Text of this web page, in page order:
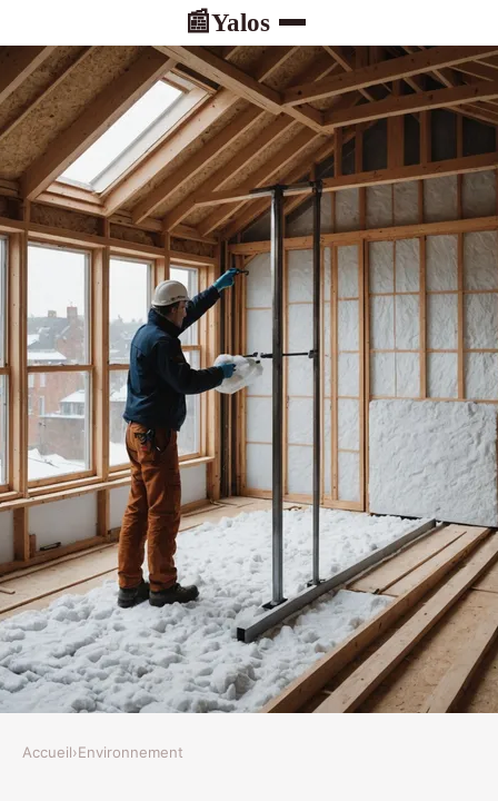
📰Yalos
Accueil›Environnement